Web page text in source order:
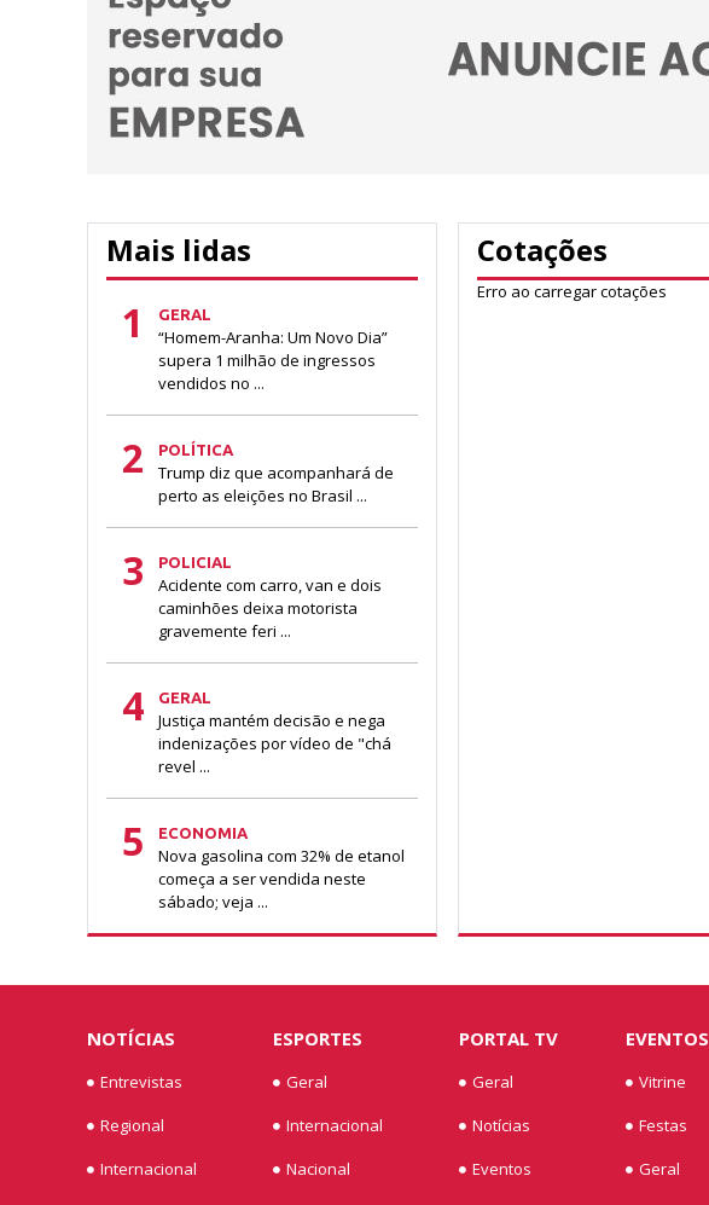
Mais lidas
1 GERAL
“Homem-Aranha: Um Novo Dia”
supera 1 milhão de ingressos
vendidos no ...
2 POLÍTICA
Trump diz que acompanhará de
perto as eleições no Brasil ...
3 POLICIAL
Acidente com carro, van e dois
caminhões deixa motorista
gravemente feri ...
4 GERAL
Justiça mantém decisão e nega
indenizações por vídeo de "chá
revel ...
5 ECONOMIA
Nova gasolina com 32% de etanol
começa a ser vendida neste
sábado; veja ...
Cotações
Erro ao carregar cotações
NOTÍCIAS
Entrevistas
Regional
Internacional
ESPORTES
Geral
Internacional
Nacional
PORTAL TV
Geral
Notícias
Eventos
EVENTOS
Vitrine
Festas
Geral